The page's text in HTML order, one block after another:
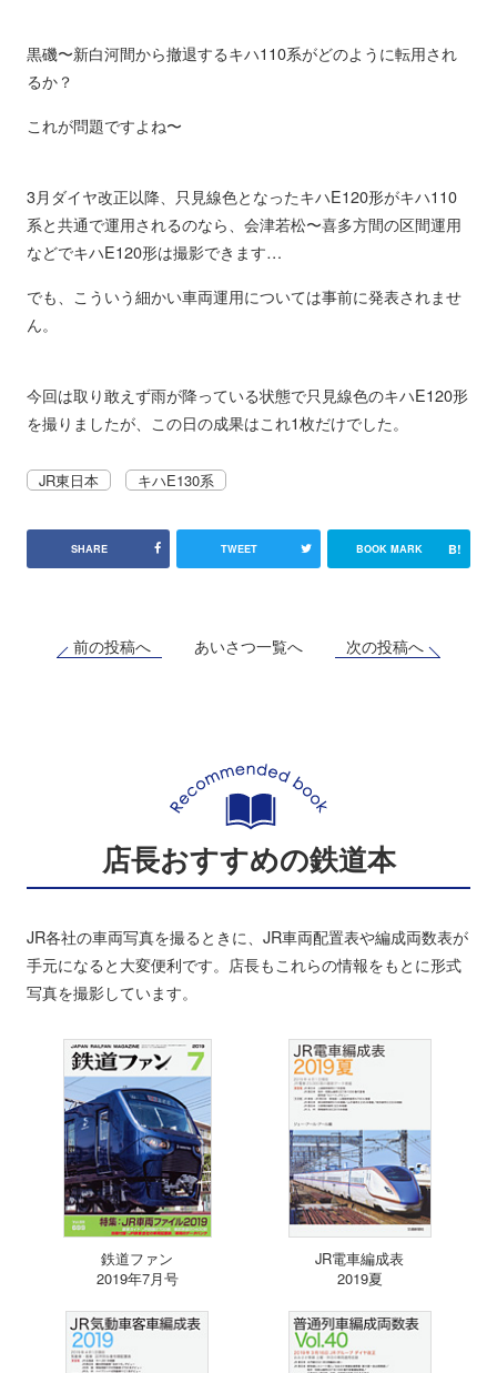
黒磯〜新白河間から撤退するキハ110系がどのように転用され
るか？
これが問題ですよね〜
3月ダイヤ改正以降、只見線色となったキハE120形がキハ110
系と共通で運用されるのなら、会津若松〜喜多方間の区間運用
などでキハE120形は撮影できます…
でも、こういう細かい車両運用については事前に発表されませ
ん。
今回は取り敢えず雨が降っている状態で只見線色のキハE120形
を撮りましたが、この日の成果はこれ1枚だけでした。
JR東日本 キハE130系
SHARE TWEET BOOK MARK B!
前の投稿へ あいさつ一覧へ 次の投稿へ
店長おすすめの鉄道本
JR各社の車両写真を撮るときに、JR車両配置表や編成両数表が
手元になると大変便利です。店長もこれらの情報をもとに形式
写真を撮影しています。
鉄道ファン
2019年7月号
JR電車編成表
2019夏